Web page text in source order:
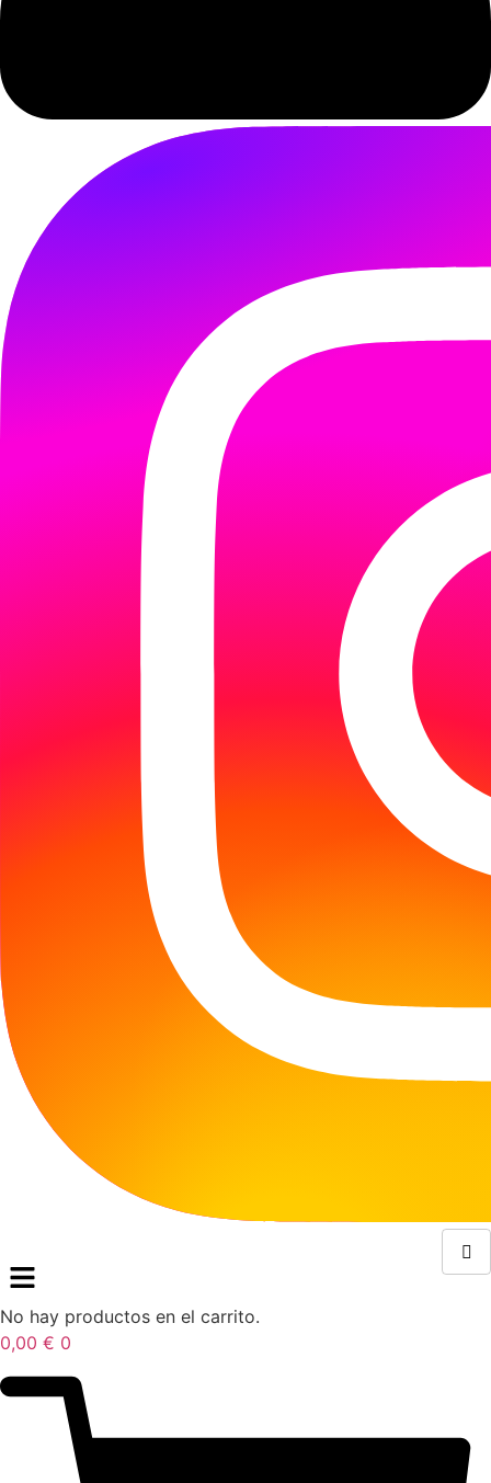
No hay productos en el carrito.
0,00 € 0